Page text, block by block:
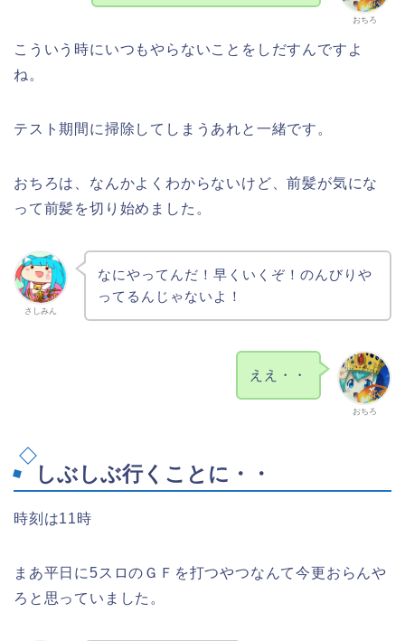
おちろ
こういう時にいつもやらないことをしだすんですよ
ね。
テスト期間に掃除してしまうあれと一緒です。
おちろは、なんかよくわからないけど、前髪が気にな
って前髪を切り始めました。
さしみん
なにやってんだ！早くいくぞ！のんびりや
ってるんじゃないよ！
おちろ
ええ・・
しぶしぶ行くことに・・
時刻は11時
まあ平日に5スロのＧＦを打つやつなんて今更おらんや
ろと思っていました。